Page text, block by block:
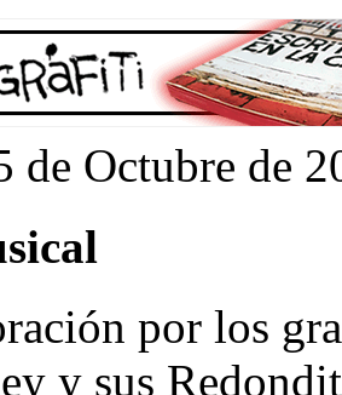
de Octubre de
por los
y sus